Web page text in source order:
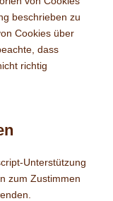
beschrieben zu
Cookies über
dass
richtig
Unterstützung
zum Zustimmen